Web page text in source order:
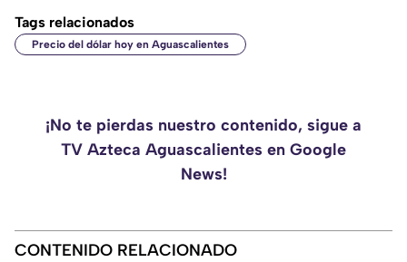
Tags relacionados
Precio del dólar hoy en Aguascalientes
¡No te pierdas nuestro contenido, sigue a
TV Azteca Aguascalientes en Google
News!
CONTENIDO RELACIONADO